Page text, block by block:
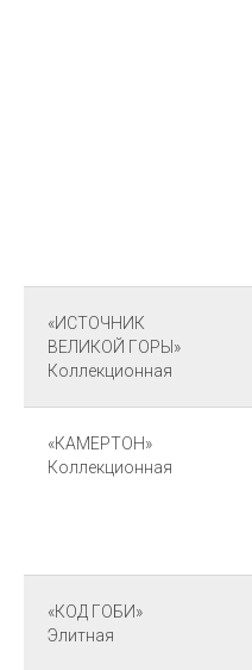
«ИСТОЧНИК
ВЕЛИКОЙ ГОРЫ»
Коллекционная
«КАМЕРТОН»
Коллекционная
«КОД ГОБИ»
Элитная